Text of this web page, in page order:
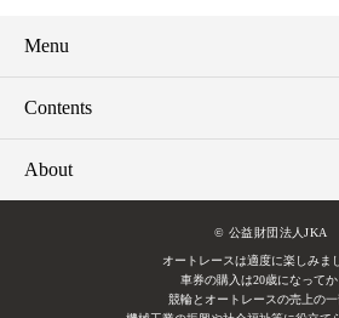
Menu
Contents
About
© 公益財団法人JKA
オートレースは適度に楽しみま
車券の購入は20歳になってか
競輪とオートレースの売上の一